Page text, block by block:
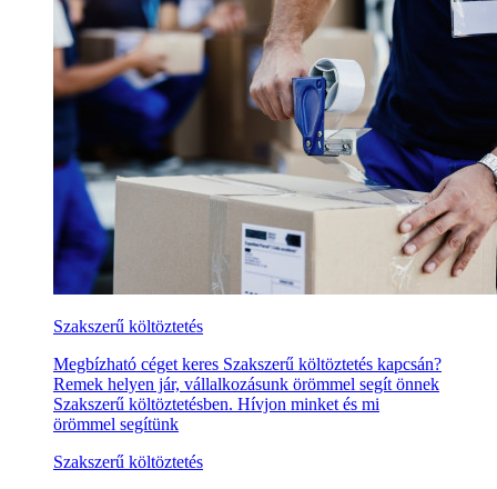
Szakszerű költöztetés
Megbízható céget keres Szakszerű költöztetés kapcsán?
Remek helyen jár, vállalkozásunk örömmel segít önnek
Szakszerű költöztetésben. Hívjon minket és mi
örömmel segítünk
Szakszerű költöztetés